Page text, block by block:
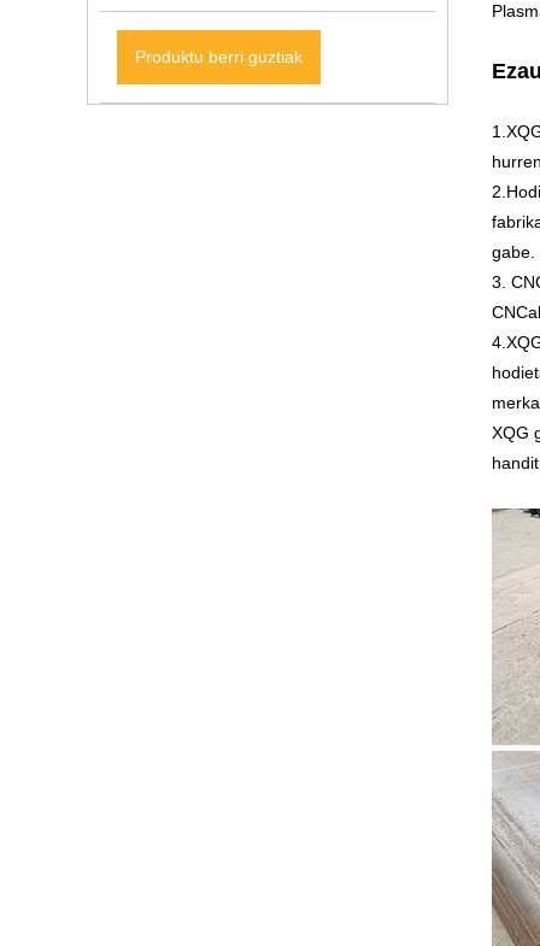
Produktu berri guztiak
gabe.
3.
XQG